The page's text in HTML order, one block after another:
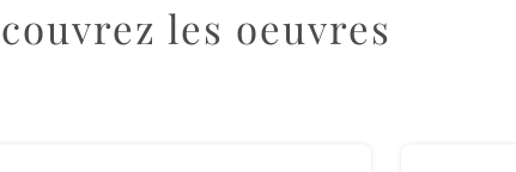
les oeuvres